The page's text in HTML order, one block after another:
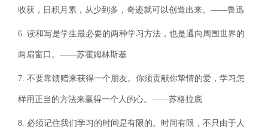
收获，日积月累，从少到多，奇迹就可以创造出来。——鲁迅
6. 读和写是学生最必要的两种学习方法，也是通向周围世界的
两扇窗口。——苏霍姆林斯基
7. 不要靠馈赠来获得一个朋友。你须贡献你挚情的爱，学习怎
样用正当的方法来赢得一个人的心。——苏格拉底
8. 必须记住我们学习的时间是有限的。时间有限，不只由于人